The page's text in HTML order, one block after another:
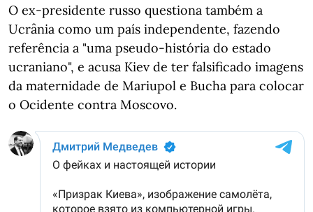
O ex-presidente russo questiona também a
Ucrânia como um país independente, fazendo
referência a "uma pseudo-história do estado
ucraniano", e acusa Kiev de ter falsificado imagens
da maternidade de Mariupol e Bucha para colocar
o Ocidente contra Moscovo.